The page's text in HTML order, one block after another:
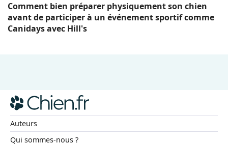
Comment bien préparer physiquement son chien
avant de participer à un événement sportif comme
Canidays avec Hill's
Auteurs
Qui sommes-nous ?